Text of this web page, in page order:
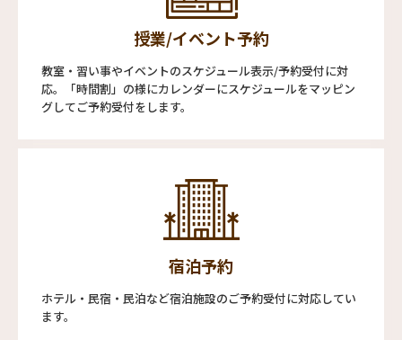
授業/イベント予約
教室・習い事やイベントのスケジュール表示/予約受付に対
応。「時間割」の様にカレンダーにスケジュールをマッピン
グしてご予約受付をします。
宿泊予約
ホテル・民宿・民泊など宿泊施設のご予約受付に対応してい
ます。